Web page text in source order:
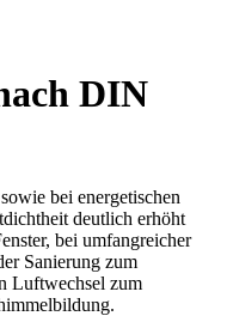
DIN
bei energetischen
deutlich erhöht
bei umfangreicher
Sanierung zum
Luftwechsel zum